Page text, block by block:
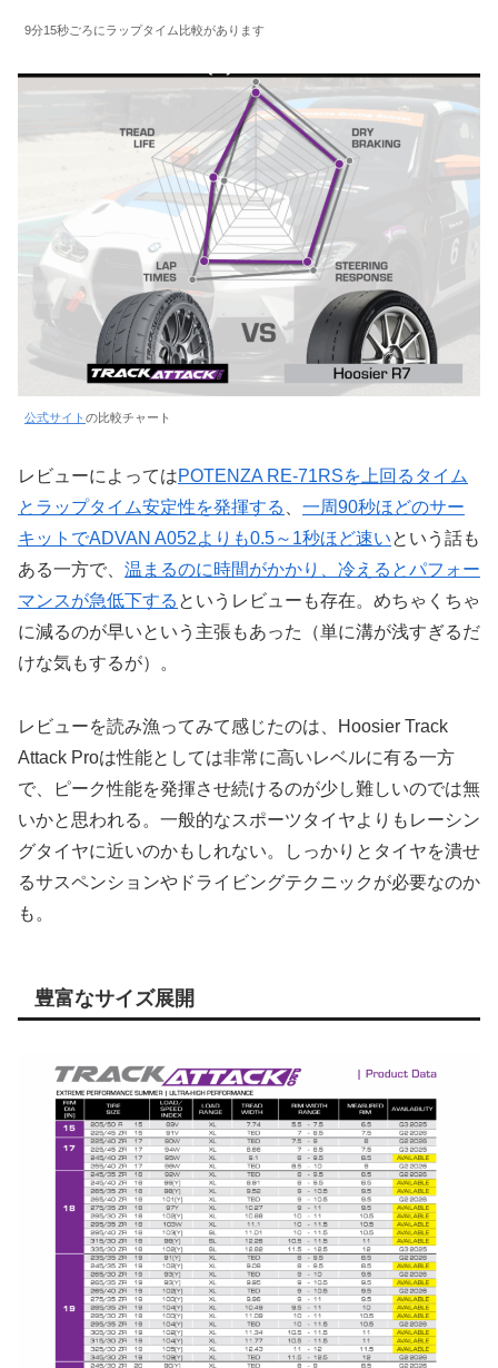
9分15秒ごろにラップタイム比較があります
公式サイト の比較チャート
レビューによってはPOTENZA RE-71RSを上回るタイム
とラップタイム安定性を発揮する
一周90秒ほどのサー
キットでADVAN A052よりも0.5～1秒ほど速いという話も
ある一方で、 温まるのに時間がかかり、冷えるとパフォー
マンスが急低下する というレビューも存在。めちゃくちゃ
に減るのが早いという主張もあった（単に溝が浅すぎるだ
けな気もするが）。
レビューを読み漁ってみて感じたのは、Hoosier Track
Attack Proは性能としては非常に高いレベルに有る一方
で、ピーク性能を発揮させ続けるのが少し難しいのでは無
いかと思われる。一般的なスポーツタイヤよりもレーシン
グタイヤに近いのかもしれない。しっかりとタイヤを潰せ
るサスペンションやドライビングテクニックが必要なのか
も。
豊富なサイズ展開